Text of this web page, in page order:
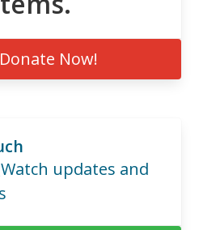
Donate Now!
updates and